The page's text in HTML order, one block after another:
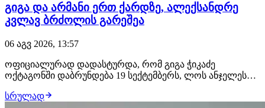
გიგა და არმანი ერთ ქარდზე, ალექსანდრე
კვლავ ბრძოლის გარეშეა
06 აგვ 2026, 13:57
ოფიციალურად დადასტურდა, რომ გიგა ჭიკაძე
ოქტაგონში დაბრუნდება 19 სექტემბერს, ლოს ანჯელესში
მებრძოლის მოწინააღმდეგე იქნება ჟოანდერსონ ბრიტო,
სრულად